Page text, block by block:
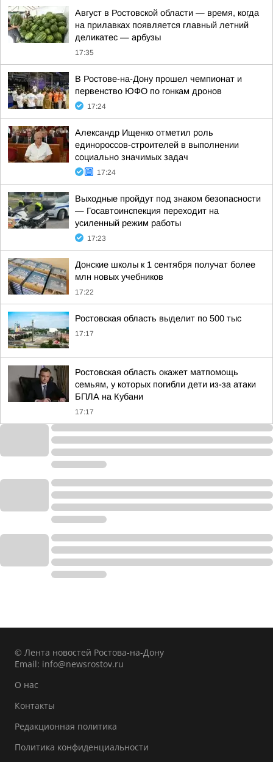
Август в Ростовской области — время, когда
на прилавках появляется главный летний
деликатес — арбузы
17:35
В Ростове-на-Дону прошел чемпионат и
первенство ЮФО по гонкам дронов
17:24
Александр Ищенко отметил роль
единороссов-строителей в выполнении
социально значимых задач
17:24
Выходные пройдут под знаком безопасности
— Госавтоинспекция переходит на
усиленный режим работы
17:23
Донские школы к 1 сентября получат более
млн новых учебников
17:22
Ростовская область выделит по 500 тыс
17:17
Ростовская область окажет матпомощь
семьям, у которых погибли дети из-за атаки
БПЛА на Кубани
17:17
© Лента новостей Ростова-на-Дону
Email: info@newsrostov.ru
О нас
Контакты
Редакционная политика
Политика конфиденциальности